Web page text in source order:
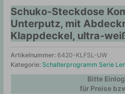
Schuko-Steckdose
Unterputz, mit
Klappdeckel, ultra-
Artikelnummer: 6420-KLFSL-UW
Kategorie: Schalterprogramm Serie
Bitte
für Preise